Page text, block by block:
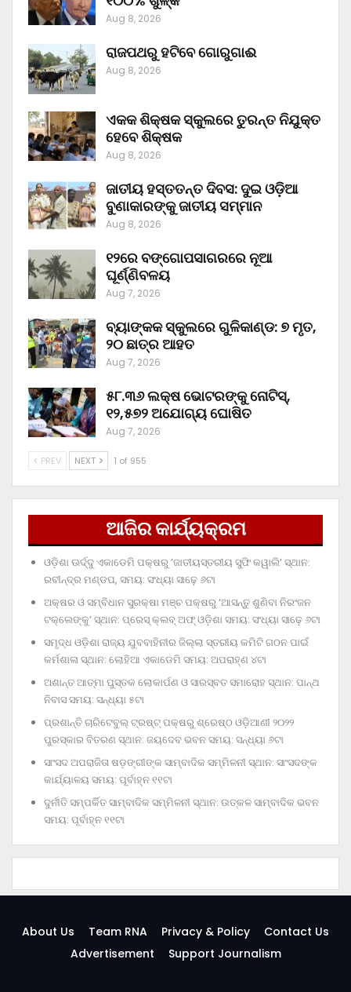
Aug 8, 2026
ରାଜପଥରୁ ହଟିବେ ଗୋରୁଗାଈ
Aug 8, 2026
ଏକକ ଶିକ୍ଷକ ସ୍କୁଲରେ ତୁରନ୍ତ ନିଯୁକ୍ତ
ହେବେ ଶିକ୍ଷକ
Aug 8, 2026
ଜାତୀୟ ହସ୍ତତନ୍ତ ଦିବସ: ଦୁଇ ଓଡ଼ିଆ
ବୁଣାକାରଙ୍କୁ ଜାତୀୟ ସମ୍ମାନ
Aug 8, 2026
୧୨ରେ ବଙ୍ଗୋପସାଗରରେ ନୂଆ
ଘୂର୍ଣ୍ଣିବଳୟ
Aug 7, 2026
ବ୍ୟାଙ୍କକ ସ୍କୁଲରେ ଗୁଳିକାଣ୍ଡ: ୭ ମୃତ,
୨୦ ଛାତ୍ର ଆହତ
Aug 7, 2026
୫୮.୩୬ ଲକ୍ଷ ଭୋଟରଙ୍କୁ ନୋଟିସ୍‌,
୧୨,୫୭୨ ଅଯୋଗ୍ୟ ଘୋଷିତ
Aug 7, 2026
PREV NEXT 1 of 955
ଆଜିର କାର୍ଯ୍ୟକ୍ରମ
ଓଡ଼ିଶା ଊର୍ଦ୍ଦୁ ଏକାଡେମି ପକ୍ଷରୁ ‘ଜାତୀୟସ୍ତରୀୟ ସୁଫି କୱାଲି’ ସ୍ଥାନ:
ରବୀନ୍ଦ୍ର ମଣ୍ଡପ, ସମୟ: ସଂଧ୍ୟା ସାଢ଼େ ୬ଟା
ଅକ୍ଷର ଓ ସମ୍ବିଧାନ ସୁରକ୍ଷା ମଞ୍ଚ ପକ୍ଷରୁ ‘ଆସନ୍ତୁ ଶୁଣିବା ନିରଂଜନ
ଟକ୍‌ଲେଙ୍କୁ’ ସ୍ଥାନ: ପ୍ରେସ୍‌ କ୍ଲବ୍‌ ଅଫ୍‌ ଓଡ଼ିଶା ସମୟ: ସଂଧ୍ୟା ସାଢ଼େ ୬ଟା
ସମୃଦ୍ଧ ଓଡ଼ିଶା ରାଜ୍ୟ ଯୁବବାହିନୀର ଜିଲ୍ଲା ସ୍ତରୀୟ କମିଟି ଗଠନ ପାଇଁ
କର୍ମଶାଳା ସ୍ଥାନ: ଲୋହିଆ ଏକାଡେମି ସମୟ: ଅପରାହ୍‌ଣ ୪ଟା
ଅଶାନ୍ତ ଆତ୍ମା ପୁସ୍ତକ ଲୋକାର୍ପଣ ଓ ସାରସ୍ବତ ସମାରୋହ ସ୍ଥାନ: ପାନ୍ଥ
ନିବାସ ସମୟ: ସନ୍ଧ୍ୟା ୫ଟା
ପ୍ରଶାନ୍ତି ଚାରିଟେବୁଲ୍‌ ଟ୍ରଷ୍ଟ୍‌ ପକ୍ଷରୁ ଶ୍ରେଷ୍ଠ ଓଡ଼ିଆଣୀ ୨୦୨୨
ପୁରସ୍କାର ବିତରଣ ସ୍ଥାନ: ଜୟଦେବ ଭବନ ସମୟ: ସନ୍ଧ୍ୟା ୬ଟା
ସାଂସଦ ଅପରାଜିତା ଷଡ଼ଙ୍ଗୀଙ୍କ ସାମ୍ବାଦିକ ସମ୍ମିଳନୀ ସ୍ଥାନ: ସାଂସଦଙ୍କ
କାର୍ଯ୍ୟାଳୟ ସମୟ: ପୂର୍ବାହ୍ନ ୧୧ଟା
ଦୁର୍ନୀତି ସମ୍ପର୍କିତ ସାମ୍ବାଦିକ ସମ୍ମିଳନୀ ସ୍ଥାନ: ଉତ୍କଳ ସାମ୍ବାଦିକ ଭବନ
ସମୟ: ପୂର୍ବାହ୍ନ ୧୧ଟା
About Us Team RNA Privacy & Policy
Contact Us
Advertisement
Support Journalism